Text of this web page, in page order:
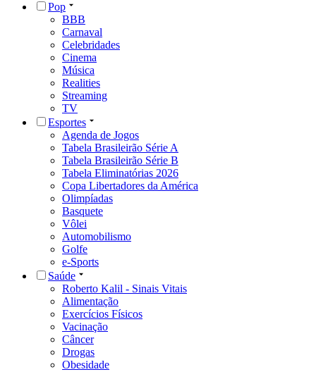
Pop
BBB
Carnaval
Celebridades
Cinema
Música
Realities
Streaming
TV
Esportes
Agenda de Jogos
Tabela Brasileirão Série A
Tabela Brasileirão Série B
Tabela Eliminatórias 2026
Copa Libertadores da América
Olimpíadas
Basquete
Vôlei
Automobilismo
Golfe
e-Sports
Saúde
Roberto Kalil - Sinais Vitais
Alimentação
Exercícios Físicos
Vacinação
Câncer
Drogas
Obesidade